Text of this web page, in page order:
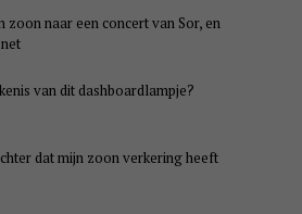
zoon naar een concert van Sor, en
van dit dashboardlampje?
dat mijn zoon verkering heeft